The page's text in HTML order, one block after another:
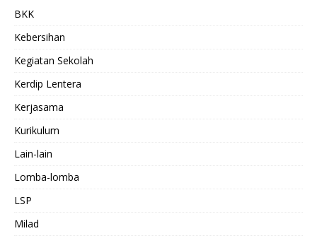
BKK
Kebersihan
Kegiatan Sekolah
Kerdip Lentera
Kerjasama
Kurikulum
Lain-lain
Lomba-lomba
LSP
Milad